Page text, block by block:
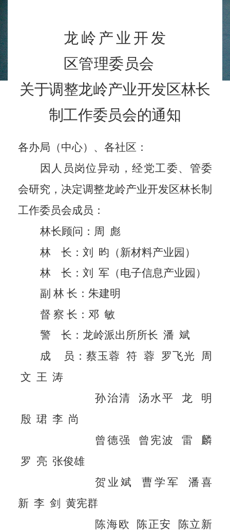
龙岭产业开发
区管理委员会
关于调整龙岭产业开发区林长
制工作委员会的通知
各办局（中心） 、 各社区：
因 人员岗位异动，经党工委、管委
会研究 ， 决定调整龙岭产业开发区林长制
工作委员会成员 ：
林长顾问：周
彪
林
长 ： 刘
昀（新材料产业园）
林
长：刘
军（电子信息产业园）
副 林 长：朱建明
督 察 长：邓 敏
警
长：龙岭派出所所长 潘 斌
成
员：蔡玉蓉 符 蓉 罗飞光
周
文 王 涛
孙治清
汤水平 龙
明
殷 珺 李 尚
曾德强
曾宪波 雷
麟
罗 亮 张俊雄
贺业斌
曹学军
潘喜
新 李 剑 黄宪群
陈海欧 陈正安
陈立新